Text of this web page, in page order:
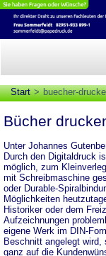
Start buecher-
Bücher
Unter Johannes
Durch den Digitaldruck
möglich, zum
mit Schreibmaschine
oder Durable-
Möglichkeiten
Historiker oder dem
Aufzeichnungen
eigene Werk im DIN-
Beschnitt angelegt
ganz auf die